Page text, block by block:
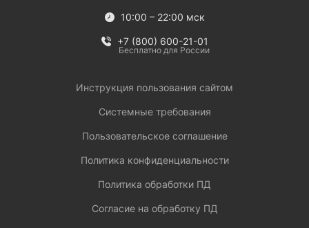
10:00 – 22:00 мск
+7 (800) 600-21-01
Бесплатно для России
Инструкция пользования сайтом
Системные требования
Пользовательское соглашение
Политика конфиденциальности
Политика обработки ПД
Согласие на обработку ПД